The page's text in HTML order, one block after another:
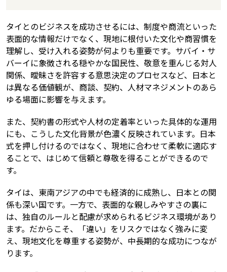
タイとのビジネスを成功させるには、制度や商流といった
表面的な情報だけでなく、現地に根付いた文化や商習慣を
理解し、受け入れる姿勢が何よりも重要です。サバイ・サ
バーイに象徴される穏やかな国民性、敬意を重んじる対人
関係、曖昧さを許容する意思決定のプロセスなど、日本と
は異なる価値観が、商談、契約、人材マネジメントのあら
ゆる場面に影響を与えます。
また、契約書の形式や人材の定着率といった具体的な運用
にも、こうした文化背景が色濃く反映されています。日本
式を押し付けるのではなく、現地に合わせて柔軟に適応す
ることで、はじめて信頼と尊敬を得ることができるので
す。
タイは、東南アジアの中でも経済的に成熟し、日本との関
係も深い国です。一方で、表面的な親しみやすさの裏に
は、独自のルールと配慮が求められるビジネス環境があり
ます。だからこそ、「違い」をリスクではなく強みに変
え、現地文化を尊重する姿勢が、中長期的な成功につなが
ります。